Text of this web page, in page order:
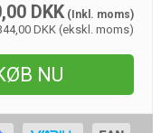
DKK(Inkl. moms)
DKK (ekskl. moms)
NU